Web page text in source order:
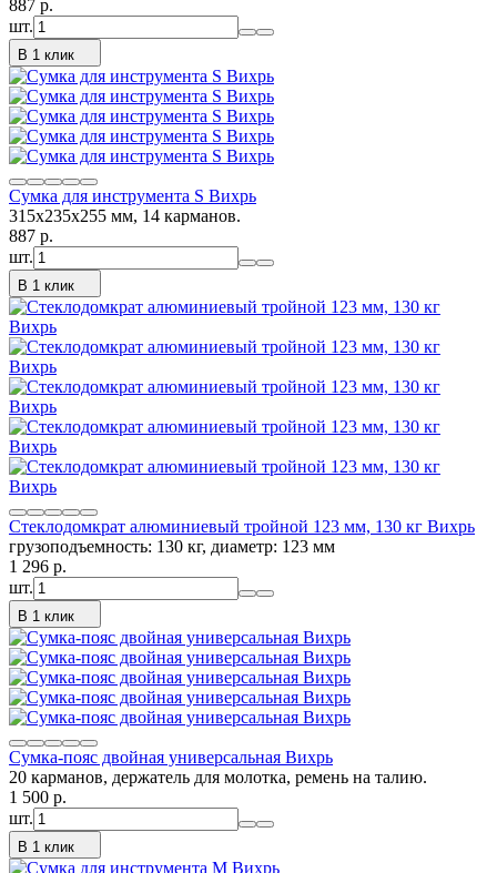
887 p.
шт.
В 1 клик
Сумка для инструмента S Вихрь
315х235х255 мм, 14 карманов.
887 p.
шт.
В 1 клик
Стеклодомкрат алюминиевый тройной 123 мм, 130 кг Вихрь
грузоподъемность: 130 кг, диаметр: 123 мм
1 296 p.
шт.
В 1 клик
Сумка-пояс двойная универсальная Вихрь
20 карманов, держатель для молотка, ремень на талию.
1 500 p.
шт.
В 1 клик